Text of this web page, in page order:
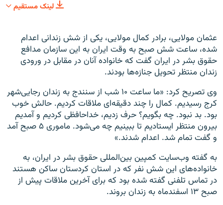
لینک مستقیم
عثمان مولایی، برادر کمال مولایی، یکی از شش زندانی اعدام
شده، ساعت شش صبح به وقت ایران به این سازمان مدافع
حقوق بشر در ایران گفت که خانواده آنان در مقابل در ورودی
زندان منتظر تحویل جنازه‌ها بودند.
وی تصریح کرد: «ما ساعت ۱۰ شب از سنندج به زندان رجایی‌شهر
کرج رسیدیم. کمال را چند دقیقه‌ای ملاقات کردیم. حالش خوب
بود. بد نبود. چه بگویم؟ حرف زدیم، خداحافظی کردیم و آمدیم
بیرون منتظر ایستادیم تا ببینیم چه می‌شود. ماموری ۵ صبح آمد
و گفت تمام شد. اعدام شدند.»
به گفته وب‌سایت کمپین بین‌المللی حقوق بشر در ایران، به
خانواده‌های این شش نفر که در استان کردستان ساکن هستند
در تماس تلفنی گفته شده بود که برای آخرین ملاقات پیش از
صبح ۱۳ اسفندماه به زندان بروند.